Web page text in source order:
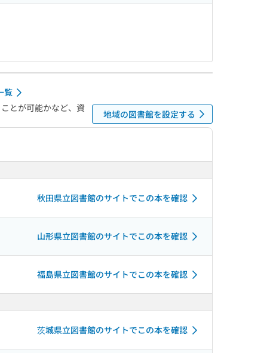
覧
とが可能かなど、資
地域の図書館を設定する
秋田県立図書館のサイトでこの本を確認
山形県立図書館のサイトでこの本を確認
福島県立図書館のサイトでこの本を確認
茨城県立図書館のサイトでこの本を確認